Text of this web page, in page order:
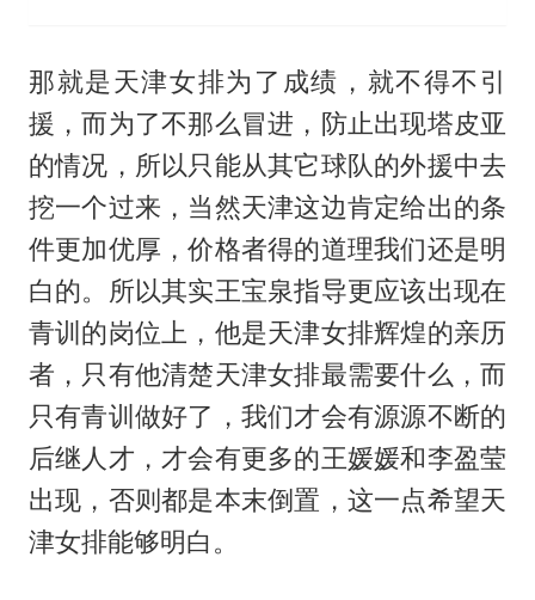
那就是天津女排为了成绩，就不得不引
援，而为了不那么冒进，防止出现塔皮亚
的情况，所以只能从其它球队的外援中去
挖一个过来，当然天津这边肯定给出的条
件更加优厚，价格者得的道理我们还是明
白的。所以其实王宝泉指导更应该出现在
青训的岗位上，他是天津女排辉煌的亲历
者，只有他清楚天津女排最需要什么，而
只有青训做好了，我们才会有源源不断的
后继人才，才会有更多的王媛媛和李盈莹
出现，否则都是本末倒置，这一点希望天
津女排能够明白。